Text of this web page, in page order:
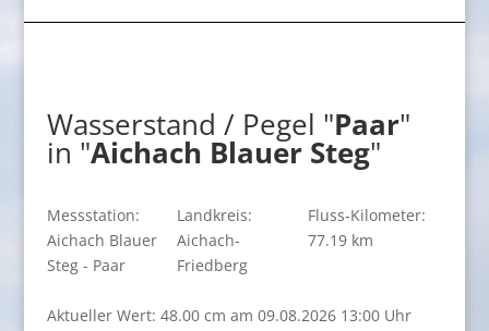
Wasserstand / Pegel "Paar"
in "Aichach Blauer Steg"
Messstation:
Aichach Blauer
Steg - Paar
Landkreis:
Aichach-
Friedberg
Fluss-Kilometer:
77.19 km
Aktueller Wert: 48.00 cm am 09.08.2026 13:00 Uhr